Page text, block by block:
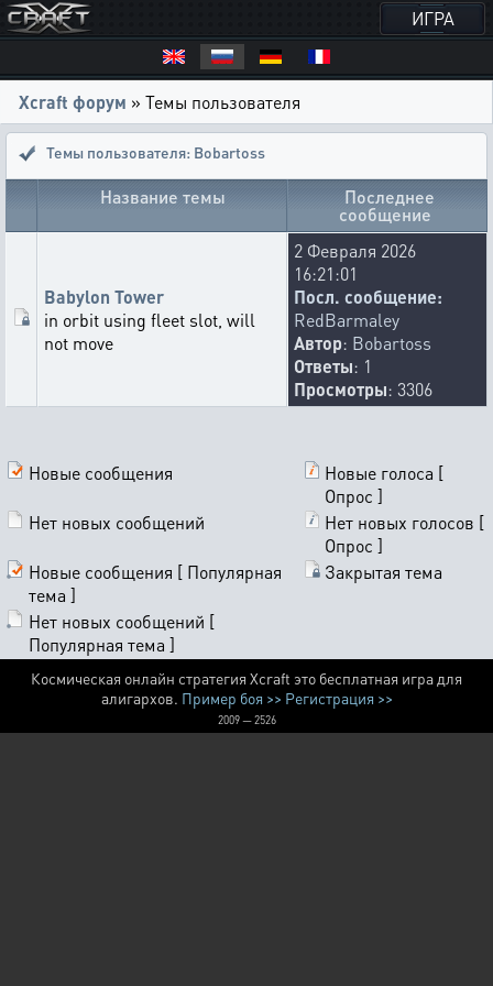
ИГРА
Xcraft форум » Темы пользователя
Темы пользователя: Bobartoss
Название темы Последнее
сообщение
Babylon Tower
in orbit using fleet slot, will
not move
2 Февраля 2026
16:21:01
Посл. сообщение:
RedBarmaley
Автор: Bobartoss
Ответы: 1
Просмотры: 3306
Новые сообщения
Новые голоса [
Опрос ]
Нет новых сообщений
Нет новых голосов [
Опрос ]
Новые сообщения [ Популярная
тема ]
Закрытая тема
Нет новых сообщений [
Популярная тема ]
Космическая онлайн стратегия Xcraft это бесплатная игра для
алигархов. Пример боя >> Регистрация >>
2009 — 2526